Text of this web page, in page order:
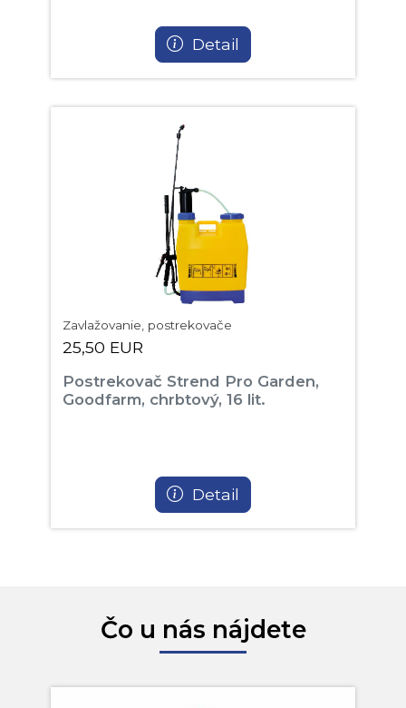
Detail
Zavlažovanie, postrekovače
25,50 EUR
Postrekovač Strend Pro Garden,
Goodfarm, chrbtový, 16 lit.
Detail
Čo u nás nájdete